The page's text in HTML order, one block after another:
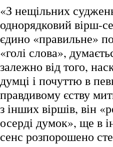
«З нещільних
однорядковий вірш-
єдино «правильне»
«голі слова»,
залежно від того,
думці і почуттю в
правдивому єству
з інших віршів, він
осерді думок», ще в
сенс розпорошено